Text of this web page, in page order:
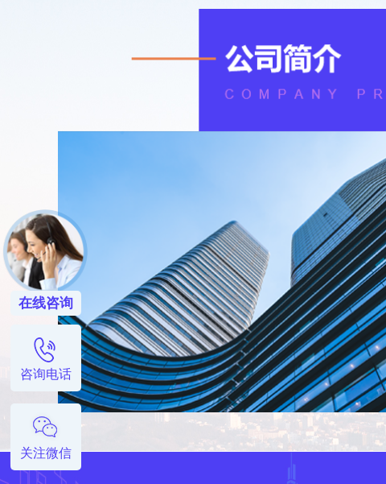
在线咨询
咨询电话
关注微信